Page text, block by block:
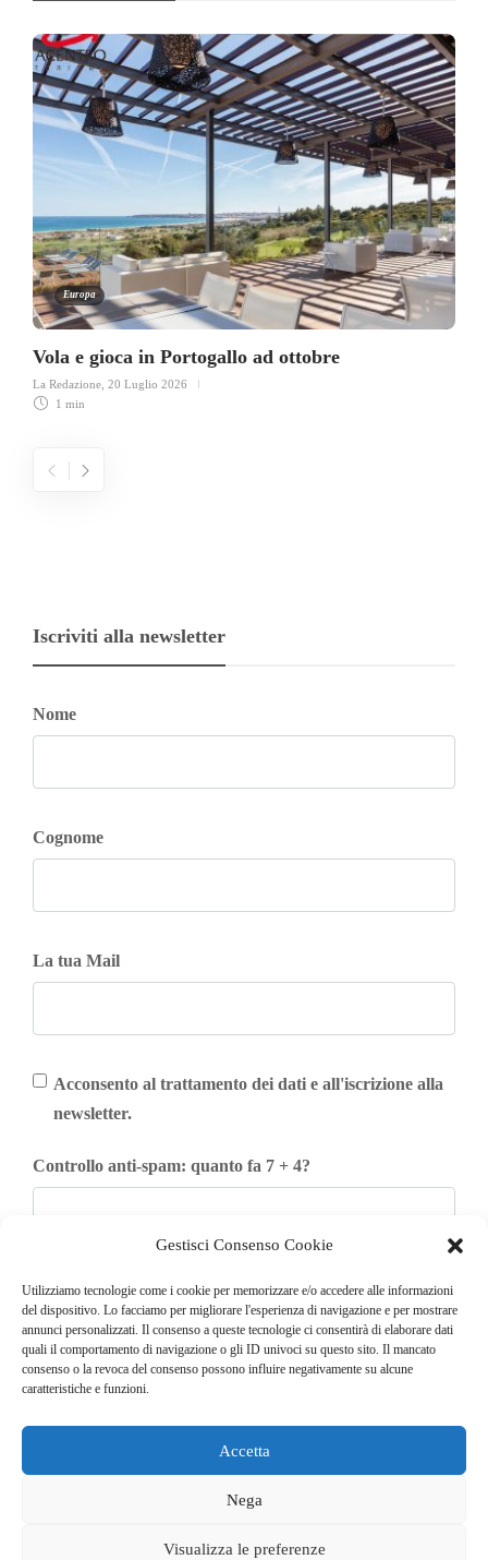
Gestisci Consenso Cookie
Utilizziamo tecnologie come i cookie per memorizzare e/o accedere alle informazioni
del dispositivo. Lo facciamo per migliorare l'esperienza di navigazione e per mostrare
annunci personalizzati. Il consenso a queste tecnologie ci consentirà di elaborare dati
quali il comportamento di navigazione o gli ID univoci su questo sito. Il mancato
consenso o la revoca del consenso possono influire negativamente su alcune
caratteristiche e funzioni.
Accetta
Nega
Visualizza le preferenze
Europa
Vola e gioca in Portogallo ad ottobre
La Redazione 20 Luglio 2026
1 min
Iscriviti alla newsletter
Nome
Cognome
La tua Mail
Acconsento al trattamento dei dati e all'iscrizione alla
newsletter.
Controllo anti-spam: quanto fa 7 + 4?
Iscriviti